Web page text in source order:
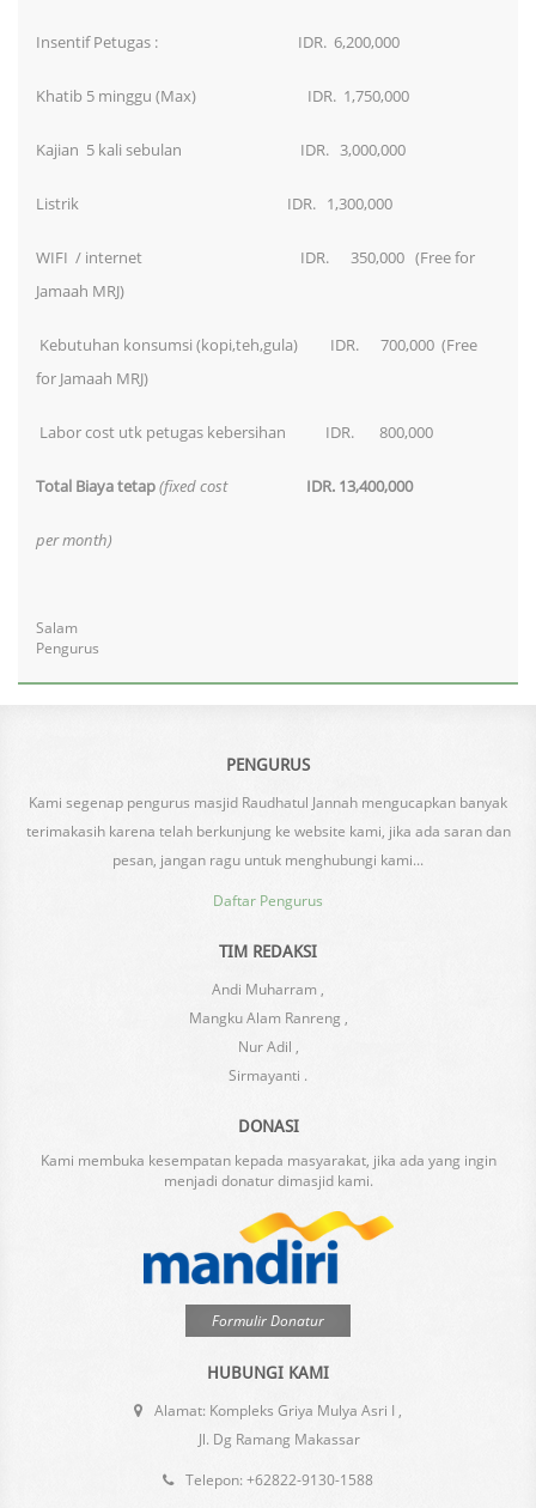
Insentif Petugas : IDR. 6,200,000
Khatib 5 minggu (Max) IDR. 1,750,000
Kajian 5 kali sebulan IDR. 3,000,000
Listrik IDR. 1,300,000
WIFI / internet IDR. 350,000 (Free for
Jamaah MRJ)
Kebutuhan konsumsi (kopi,teh,gula) IDR. 700,000 (Free
for Jamaah MRJ)
Labor cost utk petugas kebersihan IDR. 800,000
Total Biaya tetap(fixed cost IDR. 13,400,000
per month)
Salam
Pengurus
PENGURUS
Kami segenap pengurus masjid Raudhatul Jannah mengucapkan banyak
terimakasih karena telah berkunjung ke website kami, jika ada saran dan
pesan, jangan ragu untuk menghubungi kami...
Daftar Pengurus
TIM REDAKSI
Andi Muharram ,
Mangku Alam Ranreng ,
Nur Adil ,
Sirmayanti .
DONASI
Kami membuka kesempatan kepada masyarakat, jika ada yang ingin
menjadi donatur dimasjid kami.
Formulir Donatur
HUBUNGI KAMI
Alamat: Kompleks Griya Mulya Asri I ,
Jl. Dg Ramang Makassar
Telepon: +62822-9130-1588